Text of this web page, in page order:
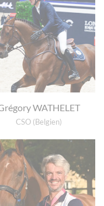
WATHELET
CSO (Belgien)